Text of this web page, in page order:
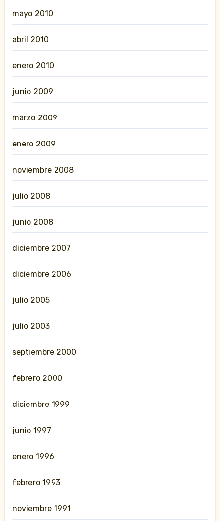
mayo 2010
abril 2010
enero 2010
junio 2009
marzo 2009
enero 2009
noviembre 2008
julio 2008
junio 2008
diciembre 2007
diciembre 2006
julio 2005
julio 2003
septiembre 2000
febrero 2000
diciembre 1999
junio 1997
enero 1996
febrero 1993
noviembre 1991